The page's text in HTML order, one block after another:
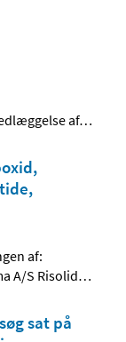
af…
af:
A/S Risolid…
sat på